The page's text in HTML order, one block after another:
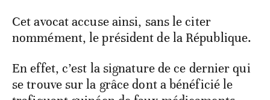
Cet avocat accuse ainsi, sans le citer
nommément, le président de la République.
En effet, c’est la signature de ce dernier qui
se trouve sur la grâce dont a bénéficié le